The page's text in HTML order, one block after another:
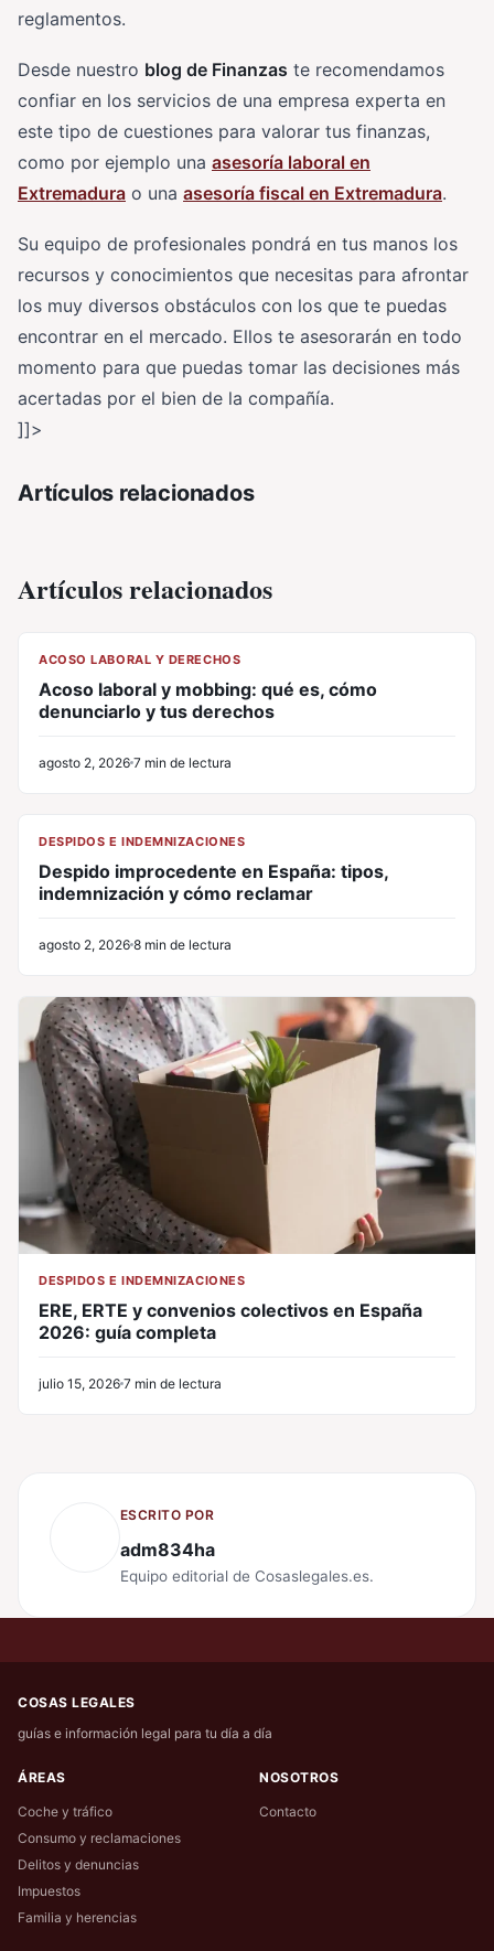
reglamentos.
Desde nuestro blog de Finanzas te recomendamos
confiar en los servicios de una empresa experta en
este tipo de cuestiones para valorar tus finanzas,
como por ejemplo una asesoría laboral en
Extremadura o una asesoría fiscal en Extremadura.
Su equipo de profesionales pondrá en tus manos los
recursos y conocimientos que necesitas para afrontar
los muy diversos obstáculos con los que te puedas
encontrar en el mercado. Ellos te asesorarán en todo
momento para que puedas tomar las decisiones más
acertadas por el bien de la compañía.
]]>
Artículos relacionados
Artículos relacionados
ACOSO LABORAL Y DERECHOS
Acoso laboral y mobbing: qué es, cómo
denunciarlo y tus derechos
agosto 2, 2026 7 min de lectura
DESPIDOS E INDEMNIZACIONES
Despido improcedente en España: tipos,
indemnización y cómo reclamar
agosto 2, 2026 8 min de lectura
DESPIDOS E INDEMNIZACIONES
ERE, ERTE y convenios colectivos en España
2026: guía completa
julio 15, 2026 7 min de lectura
ESCRITO POR
adm834ha
Equipo editorial de Cosaslegales.es.
COSAS LEGALES
guías e información legal para tu día a día
ÁREAS
Coche y tráfico
Consumo y reclamaciones
Delitos y denuncias
Impuestos
Familia y herencias
NOSOTROS
Contacto